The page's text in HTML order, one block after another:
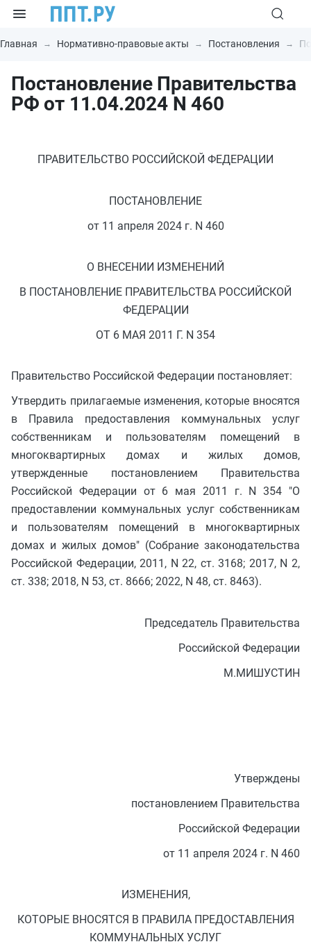
Главная Нормативно-правовые акты Постановления
Постановление Правительства
РФ от 11.04.2024 N 460
ПРАВИТЕЛЬСТВО РОССИЙСКОЙ ФЕДЕРАЦИИ
ПОСТАНОВЛЕНИЕ
от 11 апреля 2024 г. N 460
О ВНЕСЕНИИ ИЗМЕНЕНИЙ
В ПОСТАНОВЛЕНИЕ ПРАВИТЕЛЬСТВА РОССИЙСКОЙ
ФЕДЕРАЦИИ
ОТ 6 МАЯ 2011 Г. N 354
Правительство Российской Федерации постановляет:
Утвердить прилагаемые изменения, которые вносятся
в Правила предоставления коммунальных услуг
собственникам и пользователям помещений в
многоквартирных домах и жилых домов,
утвержденные постановлением Правительства
Российской Федерации от 6 мая 2011 г. N 354 "О
предоставлении коммунальных услуг собственникам
и пользователям помещений в многоквартирных
домах и жилых домов" (Собрание законодательства
Российской Федерации, 2011, N 22, ст. 3168; 2017, N 2,
ст. 338; 2018, N 53, ст. 8666; 2022, N 48, ст. 8463).
Председатель Правительства
Российской Федерации
М.МИШУСТИН
Утверждены
постановлением Правительства
Российской Федерации
от 11 апреля 2024 г. N 460
ИЗМЕНЕНИЯ,
КОТОРЫЕ ВНОСЯТСЯ В ПРАВИЛА ПРЕДОСТАВЛЕНИЯ
КОММУНАЛЬНЫХ УСЛУГ